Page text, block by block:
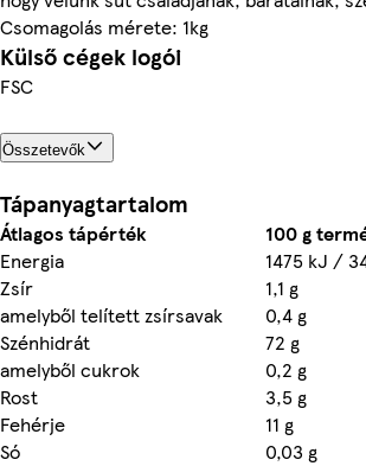
Csomagolás mérete: 1kg
Külső cégek logói
FSC
Összetevők
Tápanyagtartalom
Átlagos tápérték
100 g
Energia
1475 kJ /
Zsír
1,1 g
amelyből telített zsírsavak
0,4 g
Szénhidrát
72 g
amelyből cukrok
0,2 g
Rost
3,5 g
Fehérje
11 g
Só
0,03 g